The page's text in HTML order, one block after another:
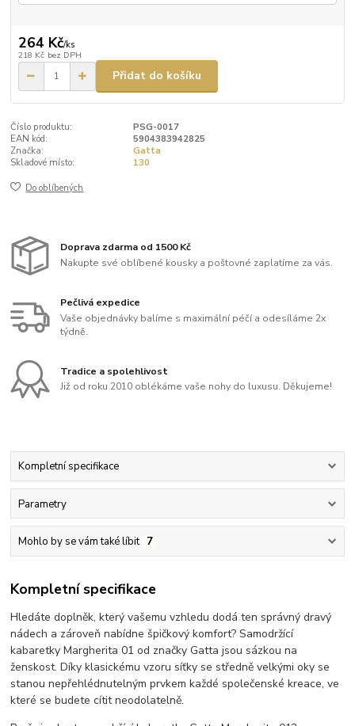
264 Kč/ks
218 Kč bez DPH
Přidat do košíku
Číslo produktu:
PSG-0017
EAN kód:
5904383942825
Značka:
Gatta
Skladové místo:
130
Do oblíbených
Doprava zdarma od 1500 Kč
Nakupte své oblíbené kousky a poštovné zaplatíme za vás.
Pečlivá expedice
Vaše objednávky balíme s maximální péčí a odesíláme 2x
týdně.
Tradice a spolehlivost
Již od roku 2010 oblékáme vaše nohy do luxusu. Děkujeme!
Kompletní specifikace
Parametry
Mohlo by se vám také líbit 7
Kompletní specifikace
Hledáte doplněk, který vašemu vzhledu dodá ten správný dravý
nádech a zároveň nabídne špičkový komfort? Samodržící
kabaretky Margherita 01 od značky Gatta jsou sázkou na
ženskost. Díky klasickému vzoru síťky se středně velkými oky se
stanou nepřehlédnutelným prvkem každé společenské kreace, ve
které se budete cítit neodolatelně.